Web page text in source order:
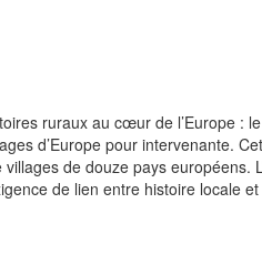
ruraux au cœur de l’Europe :
d’Europe pour intervenante.
de douze pays européens.
de lien entre histoire locale